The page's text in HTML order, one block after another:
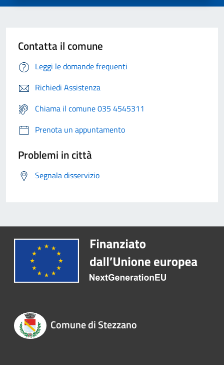
Contatta il comune
Leggi le domande frequenti
Richiedi Assistenza
Chiama il comune 035 4545311
Prenota un appuntamento
Problemi in città
Segnala disservizio
Comune di Stezzano